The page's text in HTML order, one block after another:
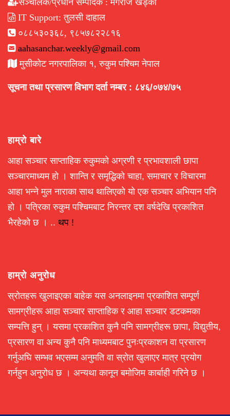
सञ्चालक/प्रधान सम्पादक : मेगराज खड्का
IT Support: तुलसी दाहाल
०८८५३०३६८, ९८५७८२२८१६
aahasanchar.weekly@gmail.com
मुसीकोट नगरपालिका १, रुकुम पश्चिम नेपाल
सूचना तथा प्रसारण विभाग दर्ता नम्बर : ८४६/०७४/७५
हाम्रो बारे
आहा सञ्चार साप्ताहिक रुकुमको अग्रणी र प्रभावशाली छापा
सञ्चारमाध्यम हो । शान्ति र समृद्धिको चाहा, समाचार र विचारमा
आहा भन्ने मुल नाराका साथ थालिएको यो एक सञ्चार अभियान पनि
हो । पत्रिका रुकुम पश्चिमबाट निरन्तर दश वर्षदेखि प्रकाशित
भैरहेको छ । .. थप !
हाम्रो अनुरोध
स्रोतहरू खुलाइएका बाहेक यस अनलाइनमा प्रकाशित सम्पूर्ण
सामग्रीहरू आहा सञ्चार साप्ताहिक र आहा सञ्चार डटकमका
सम्पत्ति हुन् । यसमा प्रकाशित कुनै पनि सामग्रीहरू छापा, विद्युतीय,
प्रसारण वा अन्य कुनै पनि माध्यमबाट पुनःप्रकाशन वा प्रसारण
गर्नुअघि सम्भव भएसम्म अनुमति वा स्रोत खुलाएर मात्र प्रयोग
गर्नहुन अनुरोध छ । अन्यथा कानून बमोजिम कार्बाही गरिने छ ।